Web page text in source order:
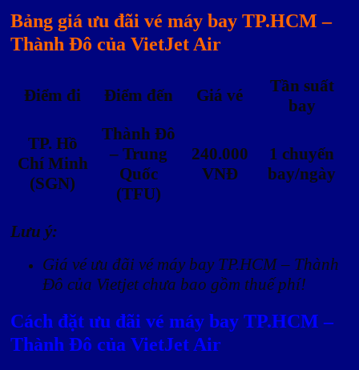
Bảng giá ưu đãi vé máy bay TP.HCM –
Thành Đô của VietJet Air
Điểm đi Điểm đến Giá vé
Tần suất
bay
TP. Hồ
Chí Minh
(SGN)
Thành Đô
– Trung
Quốc
(TFU)
240.000
VNĐ
1 chuyến
bay/ngày
Lưu ý:
Giá vé ưu đãi vé máy bay TP.HCM – Thành
Đô của Vietjet chưa bao gồm thuế phí!
Cách đặt ưu đãi vé máy bay TP.HCM –
Thành Đô của VietJet Air